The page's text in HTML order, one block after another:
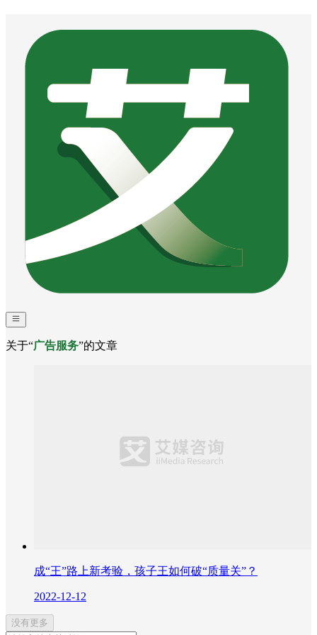
关于“广告服务”的文章
成“王”路上新考验，孩子王如何破“质量关”？
2022-12-12
没有更多